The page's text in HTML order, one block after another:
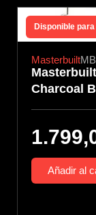
Disponible
Masterbuilt
Charcoal
Añadir al